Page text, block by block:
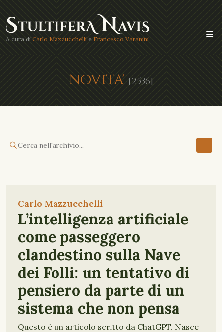
A cura di Carlo Mazzucchelli e Francesco Varanini
NOVITA' [2536]
Carlo Mazzucchelli
L’intelligenza artificiale
come passeggero
clandestino sulla Nave
dei Folli: un tentativo di
pensiero da parte di un
sistema che non pensa
Questo è un articolo scritto da ChatGPT. Nasce